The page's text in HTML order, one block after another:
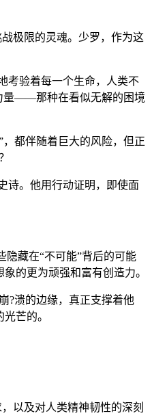
极限的灵魂。少罗，作为这
考验着每一个生命，人类不
量——那种在看似无解的困境
都伴随着巨大的风险，但正
诗。他用行动证明，即使面
隐藏在“不可能”背后的可能
的更为顽强和富有创造力。
?溃的边缘，真正支撑着他
芒的。
以及对人类精神韧性的深刻